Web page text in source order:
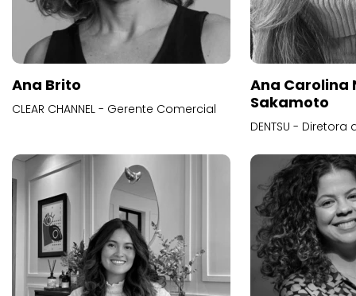
Ana Brito
CLEAR CHANNEL - Gerente Comercial
Ana Carolina
Sakamoto
DENTSU -